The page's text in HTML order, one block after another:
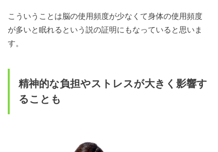
こういうことは脳の使用頻度が少なくて身体の使用頻度
が多いと眠れるという説の証明にもなっていると思いま
す。
精神的な負担やストレスが大きく影響す
ることも